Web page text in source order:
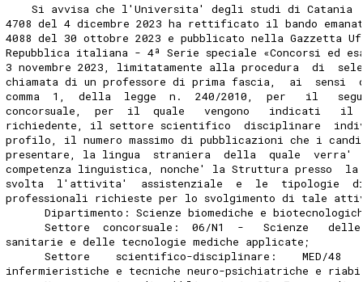
Si avvisa che l'Universita' degli studi di Catania
4708 del 4 dicembre 2023 ha rettificato il bando
4088 del 30 ottobre 2023 e pubblicato nella Gazzetta
Repubblica italiana - 4ª Serie speciale «Concorsi ed
3 novembre 2023, limitatamente alla procedura  di
chiamata di un professore di prima fascia,  ai
comma  1,  della  legge  n.  240/2010,  per   il
concorsuale,  per  il  quale   vengono   indicati   il
richiedente, il settore scientifico  disciplinare
profilo, il numero massimo di pubblicazioni che i
presentare, la lingua  straniera  della  quale  verra'
competenza linguistica, nonche' la Struttura presso
svolta  l'attivita'  assistenziale  e  le  tipologie  di
professionali richieste per lo svolgimento di tale
Dipartimento: Scienze biomediche e
Settore  concorsuale:  06/N1  -   Scienze
sanitarie e delle tecnologie mediche applicate;
Settore    scientifico-disciplinare:    MED/48
infermieristiche e tecniche neuro-psichiatriche e